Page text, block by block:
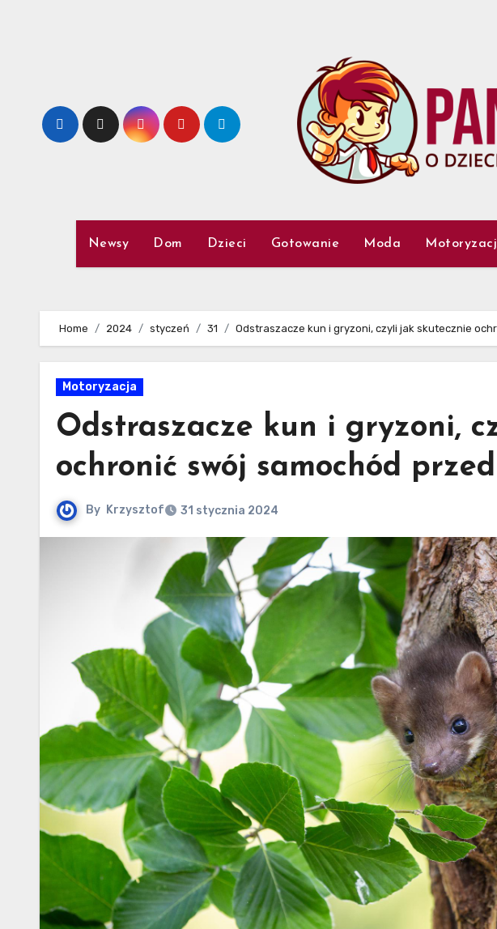
Newsy Dom Dzieci Gotowanie Moda
Home 2024 styczeń 31 Odstraszacze kun i gryzoni, czyli jak skutecznie
Motoryzacja
Odstraszacze kun i gryzoni,
ochronić swój samochód
By Krzysztof 31 stycznia 2024